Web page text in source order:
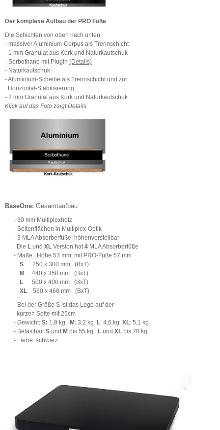
Der komplexe Aufbau der PRO Füße
Die Schichten von oben nach unten
- massiver Aluminium-Corpus als Trennschicht
- 1 mm Granulat aus Kork und Naturkautschuk
- Sorbothane mit Plugin (Details)
- Naturkautschuk
- Aluminium-Scheibe als Trennschicht und zur
Horizontal-Stabilisierung
- 2 mm Granulat aus Kork und Naturkautschuk
Klick auf das Foto zeigt Details
BaseOne: Gesamtaufbau
- 30 mm Multiplexholz
- Seitenflächen in Multiplex-Optik
- 3 MLA Absorberfüße; höhenverstellbar
Die L und XL Version hat4 MLA Absorberfüße
- Maße: Höhe 53 mm; mit PRO-Füße 57 mm
S 250 x 300 mm (BxT)
M 440 x 350 mm (BxT)
L
500 x 400 mm (BxT)
XL
560 x 460 mm (BxT)
- Bei der Größe S ist das Logo auf der
kurzen Seite mit 25cm
- Gewicht: S: 1,8 kg M: 3,2 kg L: 4,6 kg XL: 5,1 kg
- Belastbar: S und M bis 55 kg L und XL bis 70 kg
- Farbe: schwarz